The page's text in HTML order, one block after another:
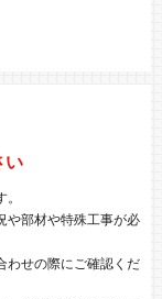
い
や部材や特殊工事が必
わせの際にご確認くだ